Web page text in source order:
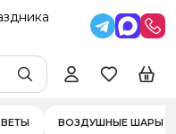
ВОЗДУШНЫЕ ШАРЫ